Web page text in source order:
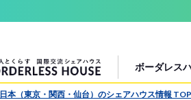
ボーダレス
日本（東京・関西・仙台）のシェアハウス情報 TOP